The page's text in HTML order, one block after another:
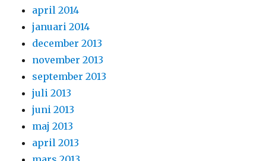
april 2014
januari 2014
december 2013
november 2013
september 2013
juli 2013
juni 2013
maj 2013
april 2013